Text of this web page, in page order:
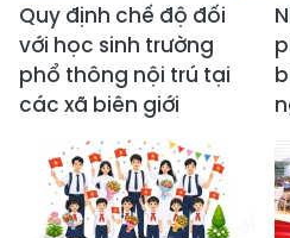
Quy định chế độ đối
với học sinh trường
phổ thông nội trú tại
các xã biên giới